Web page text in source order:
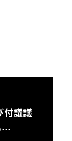
付議議
…